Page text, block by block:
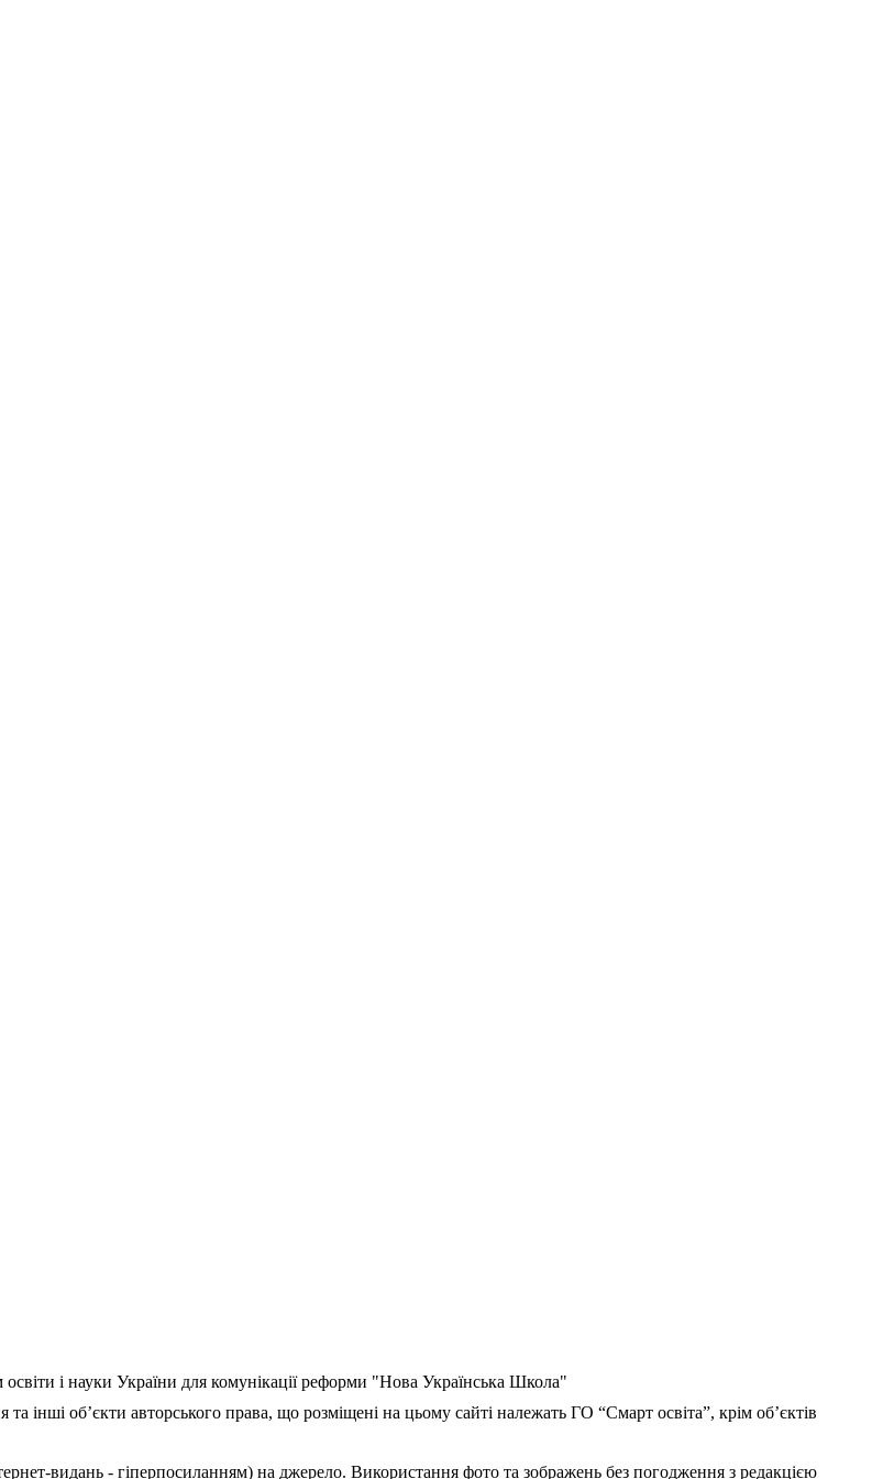
освіти і науки України для комунікації реформи "Нова Українська Школа"
інші об’єкти авторського права, що розміщені на цьому сайті належать ГО “Смарт освіта”, крім об’єктів
видань - гіперпосиланням) на джерело. Використання фото та зображень без погодження з редакцією